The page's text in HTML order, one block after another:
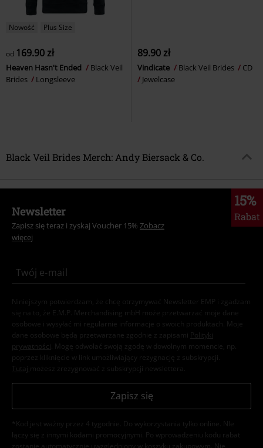
Nowość Plus Size
od 169.90 zł
Heaven Hasn't Ended
Black Veil
Brides
Longsleeve
89.90 zł
Vindicate Black Veil Brides
CD
Jewelcase
Black Veil Brides Merch: Andy Biersack & Co.
15%
Rabat
Newsletter
Zapisz się teraz i zyskaj Voucher 15% Zobacz
więcej
Niniejszym potwierdzam, że chcę otrzymywać Newsletter EMP i zgadzam
się na to, że E.M.P. Merchandising mbH może przetwarzać moje dane
osobowe i wysyłać mi regularnie informacje o swoich produktach. Moje
dane osobowe będą przetwarzane zgodnie z zapisami
Polityki
prywatności . Mogę odwołać swoją zgodę w dowolnym momencie, np.
poprzez kliknięcie w link umożliwiający rezygnację z subskrypcji.
Tutaj możesz zrezygnować z subskrypcji newslettera.
Zapisz się
*Kod jest ważny przez 4 tygodnie. Do wykorzystania tylko online. NIe
łączy się z innymi kodami promocyjnymi. Po wprowadzeniu kodu rabat